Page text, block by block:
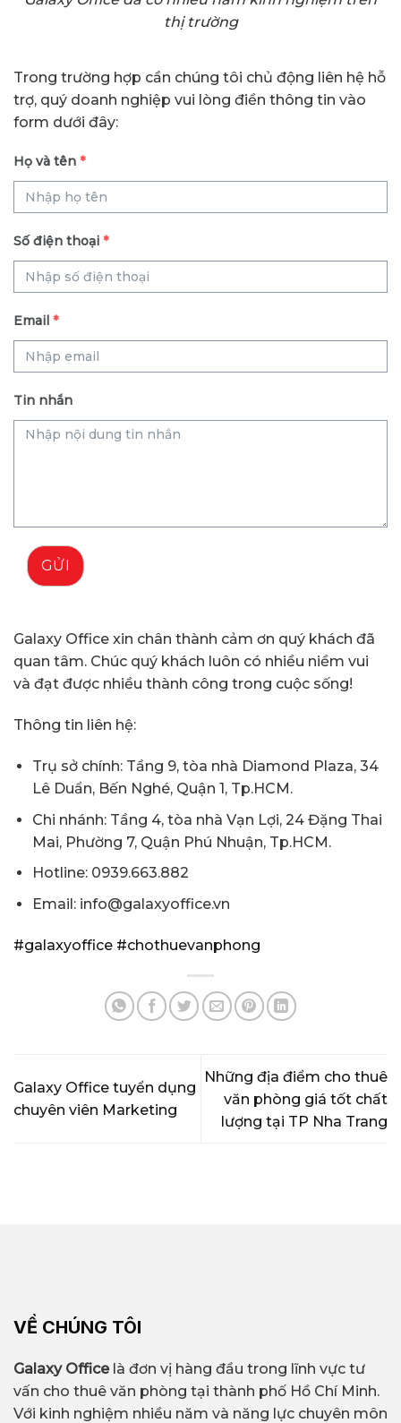
thị trường
Trong trường hợp cần chúng tôi chủ động liên hệ hỗ
trợ, quý doanh nghiệp vui lòng điền thông tin vào
form dưới đây:
Họ và tên *
Số điện thoại *
Email *
Tin nhắn
GỬI
Galaxy Office xin chân thành cảm ơn quý khách đã
quan tâm. Chúc quý khách luôn có nhiều niềm vui
và đạt được nhiều thành công trong cuộc sống!
Thông tin liên hệ:
Trụ sở chính: Tầng 9, tòa nhà Diamond Plaza, 34
Lê Duẩn, Bến Nghé, Quận 1, Tp.HCM.
Chi nhánh: Tầng 4, tòa nhà Vạn Lợi, 24 Đặng Thai
Mai, Phường 7, Quận Phú Nhuận, Tp.HCM.
Hotline: 0939.663.882
Email: info@galaxyoffice.vn
#galaxyoffice #chothuevanphong
Galaxy Office tuyển dụng
chuyên viên Marketing
Những địa điểm cho thuê
văn phòng giá tốt chất
lượng tại TP Nha Trang
VỀ CHÚNG TÔI
Galaxy Officelà đơn vị hàng đầu trong lĩnh vực tư
vấn cho thuê văn phòng tại thành phố Hồ Chí Minh.
Với kinh nghiệm nhiều năm và năng lực chuyên môn